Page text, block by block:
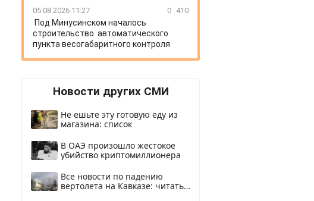
05.08.2026 11:27 0 410
Под Минусинском началось
строительство автоматического
пункта весогабаритного контроля
Новости других СМИ
Не ешьте эту готовую еду из
магазина: список
В ОАЭ произошло жестокое
убийство криптомиллионера
Все новости по падению
вертолета на Кавказе: читать